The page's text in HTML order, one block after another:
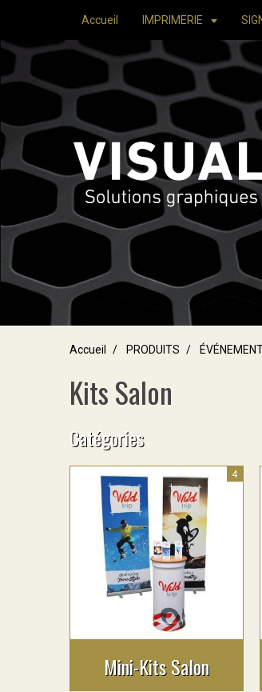
Accueil IMPRIMERIE
Accueil PRODUITS
Kits Salon
Catégories
4
Mini-Kits Salon